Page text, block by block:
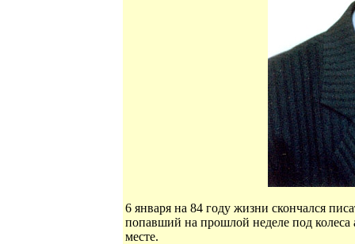
6 января на 84 году жизни скончался
попавший на прошлой неделе под колеса
месте.